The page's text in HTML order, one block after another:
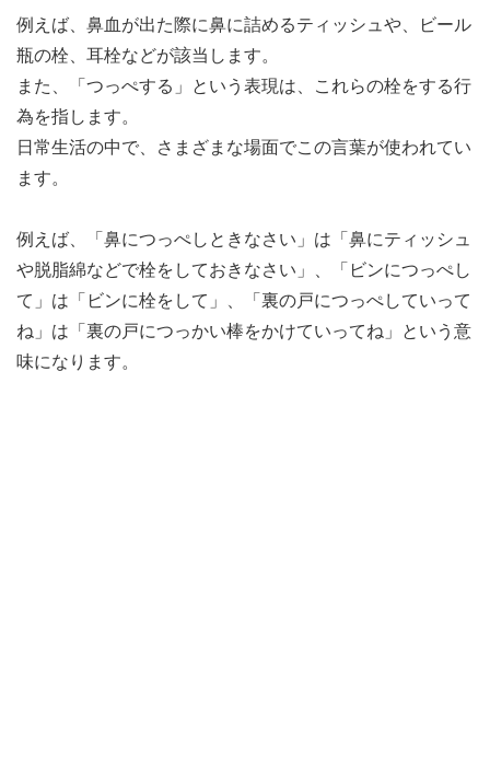
例えば、鼻血が出た際に鼻に詰めるティッシュや、ビール
瓶の栓、耳栓などが該当します。
また、「つっぺする」という表現は、これらの栓をする行
為を指します。
日常生活の中で、さまざまな場面でこの言葉が使われてい
ます。
例えば、「鼻につっぺしときなさい」は「鼻にティッシュ
や脱脂綿などで栓をしておきなさい」、「ビンにつっぺし
て」は「ビンに栓をして」、「裏の戸につっぺしていって
ね」は「裏の戸につっかい棒をかけていってね」という意
味になります。